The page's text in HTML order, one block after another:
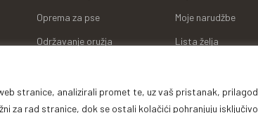
stranice, analizirali promet te, uz vaš pristanak,
za rad stranice, dok se ostali kolačići pohranjuju
Oprema za pse
Održavanje oružja
Lampe
Moje narudžbe
Lista želja
Adrese za dostavu